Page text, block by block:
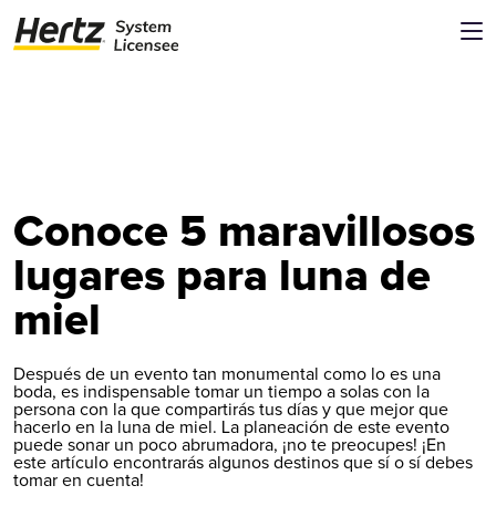
Conoce 5 maravillosos
lugares para luna de
miel
Después de un evento tan monumental como lo es una
boda, es indispensable tomar un tiempo a solas con la
persona con la que compartirás tus días y que mejor que
hacerlo en la luna de miel. La planeación de este evento
puede sonar un poco abrumadora, ¡no te preocupes! ¡En
este artículo encontrarás algunos destinos que sí o sí debes
tomar en cuenta!